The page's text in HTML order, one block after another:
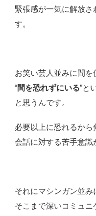
緊張感が一気に解放さ
す。
お笑い芸人並みに間を
“間を恐れずにいる”と
と思うんです。
必要以上に恐れるから
会話に対する苦手意識
それにマシンガン並み
そこまで深いコミュ